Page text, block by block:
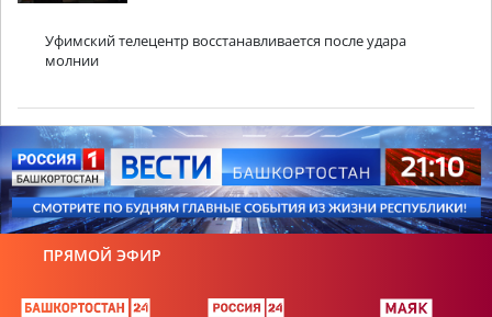
Уфимский телецентр восстанавливается после удара
молнии
ПРЯМОЙ ЭФИР